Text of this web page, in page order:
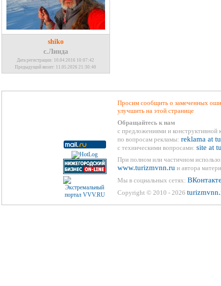
shiko
с.Линда
Дата регистрации: 10.04.2016 10:07:42
Предыдущий визит: 11.05.2026 21:30:40
Просим сообщить о замеченных
улучшить на этой странице
Обращайтесь к нам
с предложениями и конструктивной
по вопросам рекламы: reklama at
с техническими вопросами: site at
При полном или частичном
www.turizmvnn.ru и автора
Мы в социальных сетях:
Copyright © 2010 - 2026